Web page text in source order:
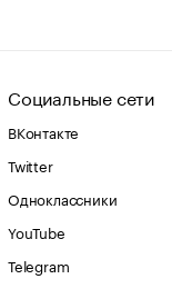
Социальные сети
ВКонтакте
Twitter
Одноклассники
YouTube
Telegram